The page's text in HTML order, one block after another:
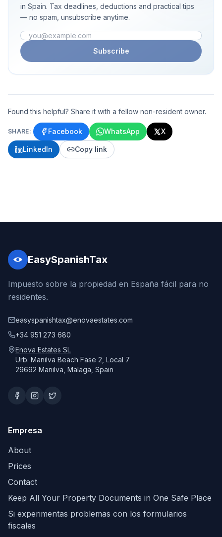
in Spain. Tax deadlines, deductions and practical tips
— no spam, unsubscribe anytime.
Email address
Subscribe
Found this helpful? Share it with a fellow non-resident owner.
SHARE: Facebook WhatsApp X
LinkedIn Copy link
EasySpanishTax
Impuesto sobre la propiedad en España fácil para no
residentes.
easyspanishtax@enovaestates.com
+34 951 273 680
Enova Estates SL
Urb. Manilva Beach Fase 2, Local 7
29692 Manilva, Malaga, Spain
Empresa
About
Prices
Contact
Keep All Your Property Documents in One Safe Place
Si experimentas problemas con los formularios
fiscales